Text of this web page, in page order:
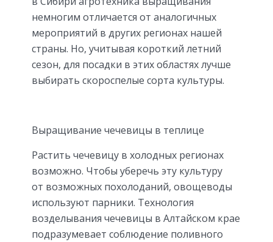
немногим отличается от аналогичных
мероприятий в других регионах нашей
страны. Но, учитывая короткий летний
сезон, для посадки в этих областях лучше
выбирать скороспелые сорта культуры.
Выращивание чечевицы в теплице
Растить чечевицу в холодных регионах
возможно. Чтобы уберечь эту культуру
от возможных похолоданий, овощеводы
используют парники. Технология
возделывания чечевицы в Алтайском крае
подразумевает соблюдение поливного